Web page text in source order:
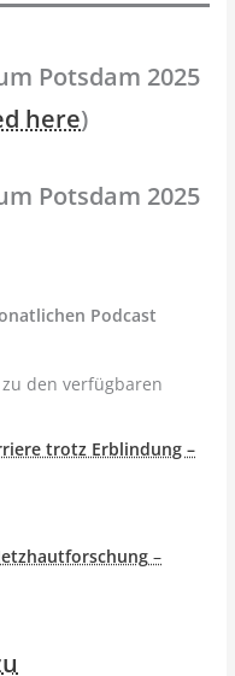
Potsdam 2025
here)
Potsdam 2025
Podcast
den verfügbaren
trotz Erblindung –
–